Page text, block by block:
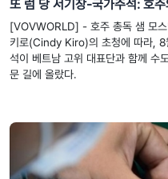
또 럼 당 서기장-국가주석: 호
[VOVWORLD] - 호주 총독 샘 모
키로(Cindy Kiro)의 초청에 따라,
석이 베트남 고위 대표단과 함께 수
문 길에 올랐다.